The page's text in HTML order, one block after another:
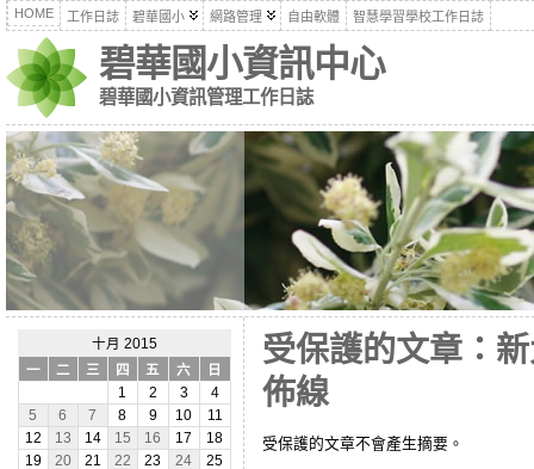
HOME 工作日誌 碧華國小 網路管理 自由軟體 智慧學習學校工作日誌
碧華國小資訊中心
碧華國小資訊管理工作日誌
十月 2015
一
二 三 四 五 六
日
1
2 3
4
5
6 7 8 9 10
11
12
13 14 15 16 17
18
19
20 21 22 23 24
25
受保護的文章：
佈線
受保護的文章不會產生摘要。